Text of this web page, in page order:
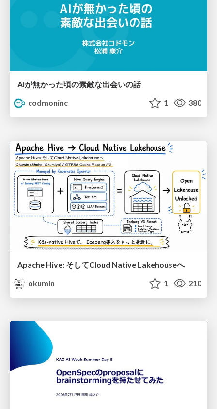
AIが無かった頃の素敵な出会いの話
codmoninc
1 380
Apache Hive: そしてCloud Native Lakehouseへ
okumin
1 210